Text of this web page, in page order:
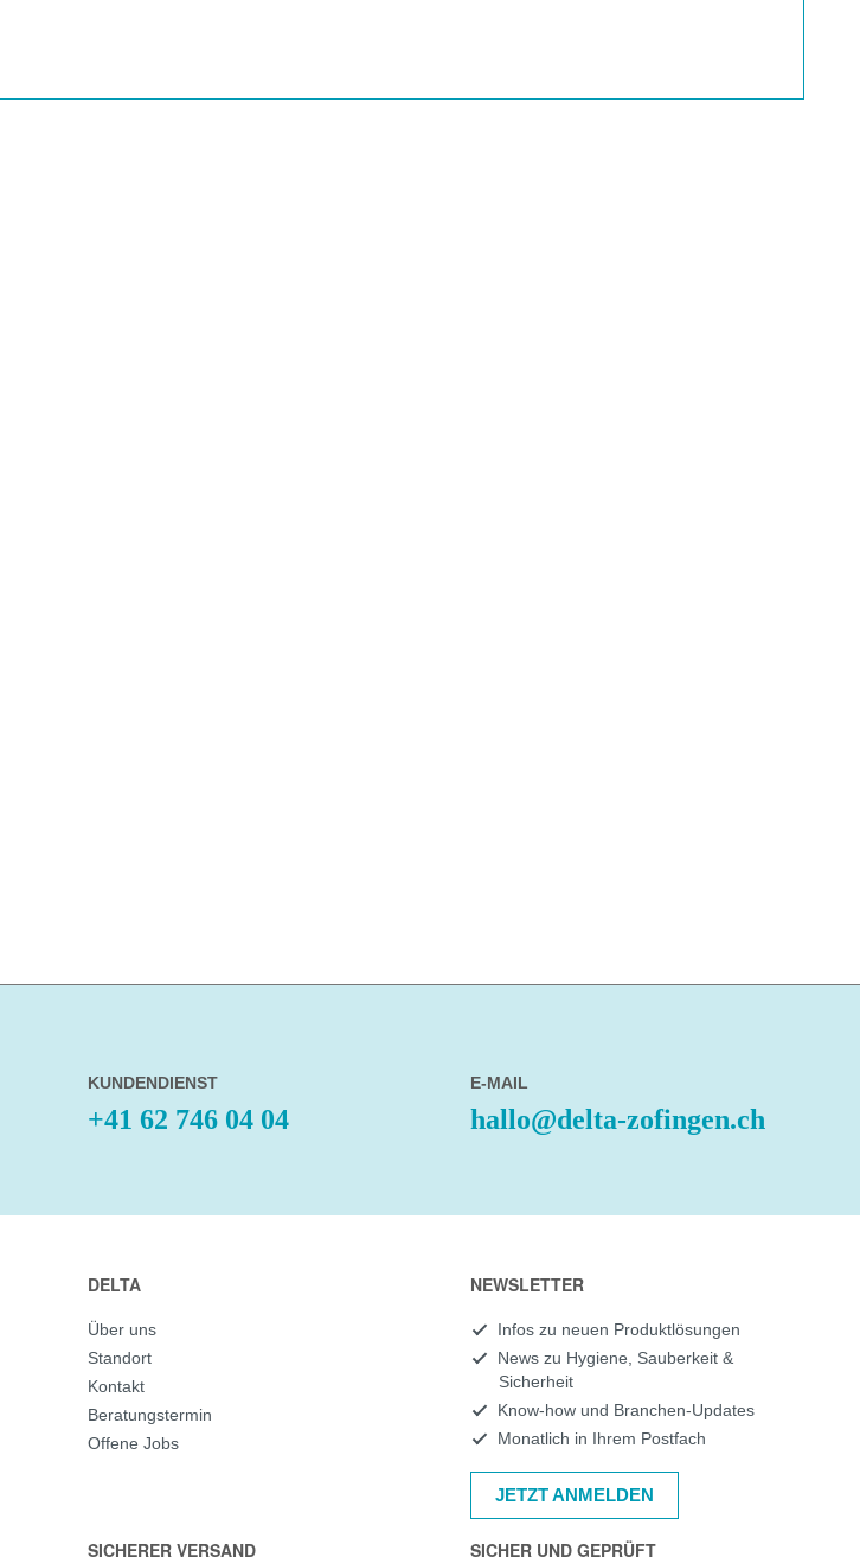
KUNDENDIENST
+41 62 746 04 04
E-MAIL
hallo@delta-zofingen.ch
DELTA
Über uns
Standort
Kontakt
Beratungstermin
Offene Jobs
NEWSLETTER
Infos zu neuen Produktlösungen
News zu Hygiene, Sauberkeit &
Sicherheit
Know-how und Branchen-Updates
Monatlich in Ihrem Postfach
JETZT ANMELDEN
SICHERER VERSAND SICHER UND GEPRÜFT